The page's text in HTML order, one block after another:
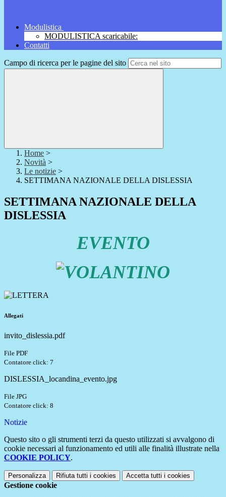
Modulistica
MODULISTICA scaricabile:
Contatti
Campo di ricerca per le pagine del sito
Home >
Novità >
Le notizie >
SETTIMANA NAZIONALE DELLA DISLESSIA
SETTIMANA NAZIONALE DELLA
DISLESSIA
EVENTO
Allegati
invito_dislessia.pdf
File PDF
Contatore click: 7
DISLESSIA_locandina_evento.jpg
File JPG
Contatore click: 8
Notizie
Questo sito o gli strumenti terzi da questo utilizzati si avvalgono di
cookie necessari al funzionamento ed utili alle finalità illustrate nella
COOKIE POLICY.
Personalizza Rifiuta tutti i cookies Accetta tutti i cookies
Gestione cookie